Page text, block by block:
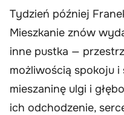
Tydzień później
Mieszkanie znów
inne pustka —
możliwością spokoju i
mieszaninę ulgi i
ich odchodzenie,